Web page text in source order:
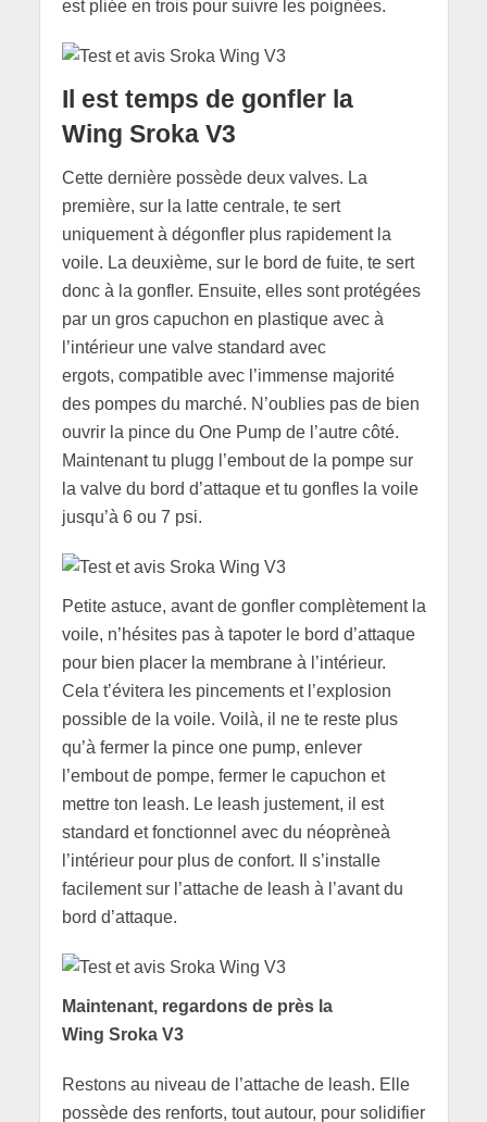
est pliée en trois pour suivre les poignées.
Il est temps de gonfler la
Wing Sroka V3
Cette dernière possède deux valves. La
première, sur la latte centrale, te sert
uniquement à dégonfler plus rapidement la
voile. La deuxième, sur le bord de fuite, te sert
donc à la gonfler. Ensuite, elles sont protégées
par un gros capuchon en plastique avec à
l’intérieur une valve standard avec
ergots, compatible avec l’immense majorité
des pompes du marché. N’oublies pas de bien
ouvrir la pince du One Pump de l’autre côté.
Maintenant tu plugg l’embout de la pompe sur
la valve du bord d’attaque et tu gonfles la voile
jusqu’à 6 ou 7 psi.
Petite astuce, avant de gonfler complètement la
voile, n’hésites pas à tapoter le bord d’attaque
pour bien placer la membrane à l’intérieur.
Cela t’évitera les pincements et l’explosion
possible de la voile. Voilà, il ne te reste plus
qu’à fermer la pince one pump, enlever
l’embout de pompe, fermer le capuchon et
mettre ton leash. Le leash justement, il est
standard et fonctionnel avec du néoprèneà
l’intérieur pour plus de confort. Il s’installe
facilement sur l’attache de leash à l’avant du
bord d’attaque.
Maintenant, regardons de près la
Wing Sroka V3
Restons au niveau de l’attache de leash. Elle
possède des renforts, tout autour, pour solidifier